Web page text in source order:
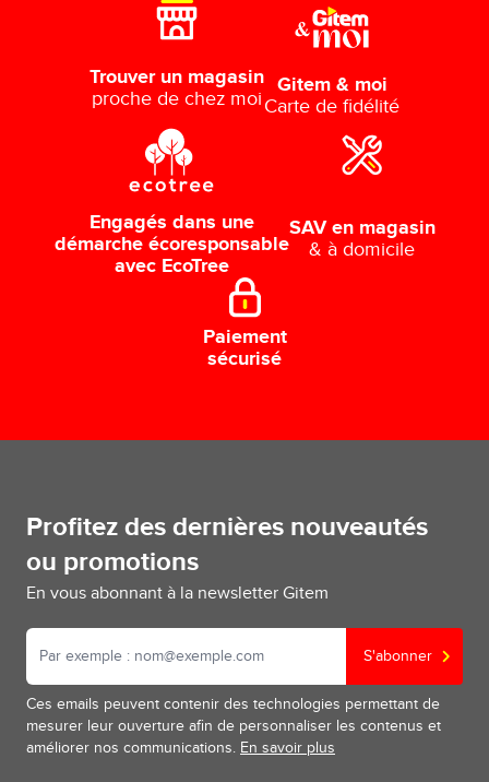
Trouver un magasin
proche de chez moi
Gitem & moi
Carte de fidélité
Engagés dans une
démarche écoresponsable
avec EcoTree
SAV en magasin
& à domicile
Paiement
sécurisé
Profitez des dernières nouveautés
ou promotions
En vous abonnant à la newsletter Gitem
S'abonner
Ces emails peuvent contenir des technologies permettant de
mesurer leur ouverture afin de personnaliser les contenus et
améliorer nos communications. En savoir plus